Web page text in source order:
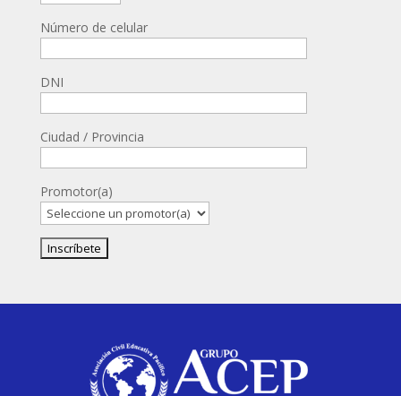
Número de celular
DNI
Ciudad / Provincia
Promotor(a)